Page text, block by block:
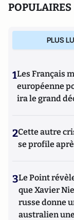
POPULAIRES
PLUS
1Les Français
européenne
ira le grand
2Cette autre
se profile
3Le Point
que Xavier
russe donne
australien